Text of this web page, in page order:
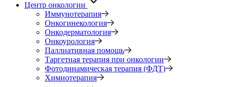
Центр онкологии
Иммунотерапия
Онкогинекология
Онкодерматология
Онкоурология
Паллиативная помощь
Таргетная терапия при онкологии
Фотодинамическая терапия (ФДТ)
Химиотерапия